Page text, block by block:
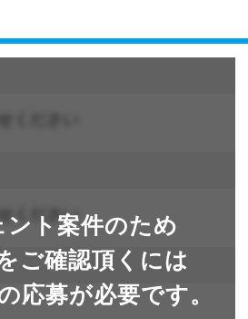
ント案件のため
ご確認頂くには
応募が必要です。
ください